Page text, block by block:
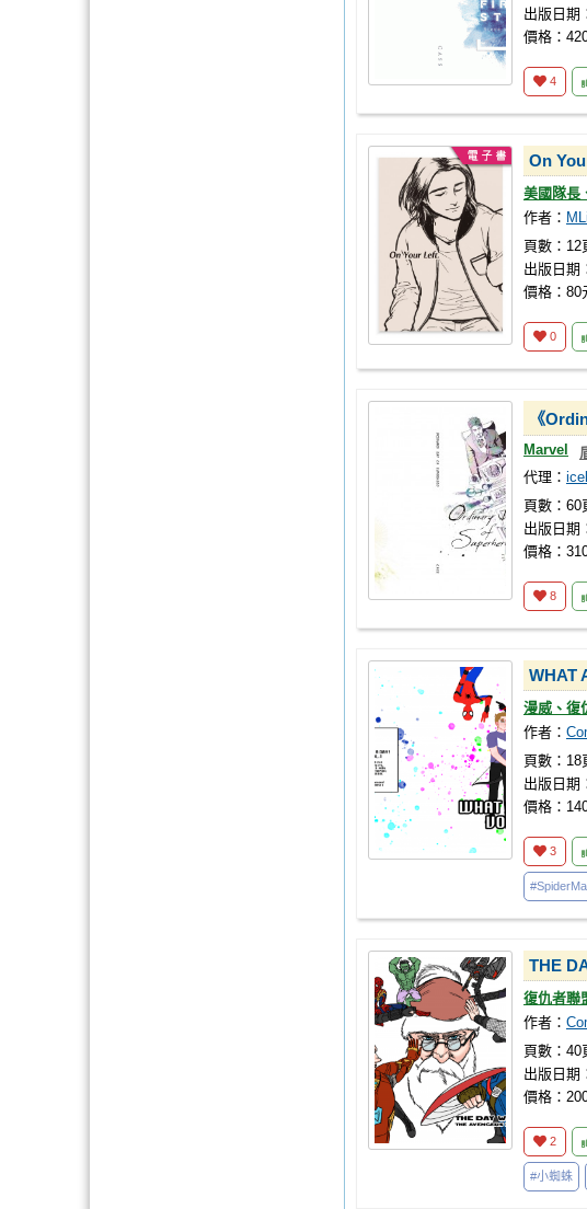
出版日期
價格：
4
On
美國隊長
作者：
頁數：12
出版日期
價格：80
0
《
Marvel
代理：
頁數：60
出版日期
價格：
8
WHAT
漫威、復
作者：
頁數：18
出版日期
價格：
3
THE
復仇者聯
作者：
頁數：40
出版日期
價格：
2
#小蜘蛛